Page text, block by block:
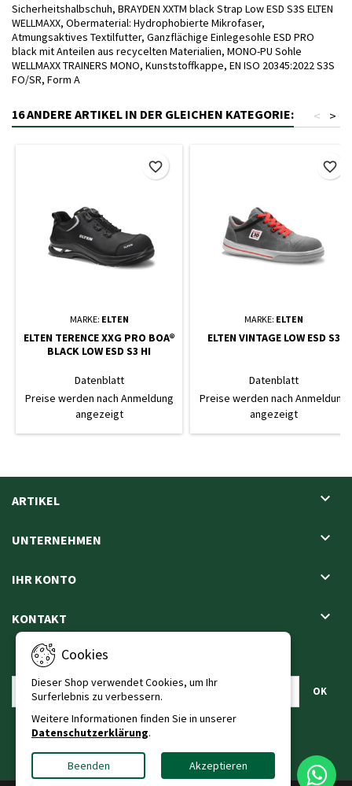
Sicherheitshalbschuh, BRAYDEN XXTM black Strap Low ESD S3S ELTEN
WELLMAXX, Obermaterial: Hydrophobierte Mikrofaser,
Atmungsaktives Textilfutter, Ganzflächige Einlegesohle ESD PRO
black mit Anteilen aus recycelten Materialien, MONO-PU Sohle
WELLMAXX TRAINERS MONO, Kunststoffkappe, EN ISO 20345:2022 S3S
FO/SR, Form A
16 ANDERE ARTIKEL IN DER GLEICHEN KATEGORIE: >
<
MARKE: ELTEN
ELTEN TERENCE XXG PRO BOA®
BLACK LOW ESD S3 HI
Datenblatt
Preise werden nach Anmeldung
angezeigt
favorite_border
MARKE: ELTEN
ELTEN VINTAGE LOW ESD S3
Datenblatt
Preise werden nach Anmeldung
angezeigt
favorite_border
ARTIKEL 
UNTERNEHMEN 
IHR KONTO 
KONTAKT 
Cookies
Dieser Shop verwendet Cookies, um Ihr
Surferlebnis zu verbessern.
Weitere Informationen finden Sie in unserer
Datenschutzerklärung.
Beenden Akzeptieren